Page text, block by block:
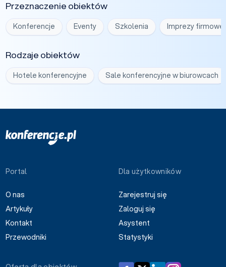
Przeznaczenie obiektów
Konferencje Eventy Szkolenia Imprezy firmowe
Rodzaje obiektów
Hotele konferencyjne Sale konferencyjne w biurowcach
Portal
O nas
Artykuły
Kontakt
Przewodniki
Dla użytkowników
Zarejestruj się
Zaloguj się
Asystent
Statystyki